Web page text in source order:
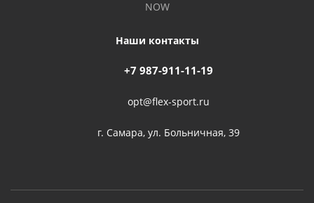
NOW
Наши контакты
+7 987-911-11-19
opt@flex-sport.ru
г. Самара, ул. Больничная, 39